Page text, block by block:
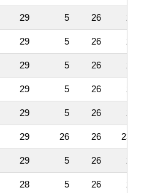
29 5 26
29 5 26
29 5 26
29 5 26
29 5 26
29 26 26 23
29 5 26
28 5 26